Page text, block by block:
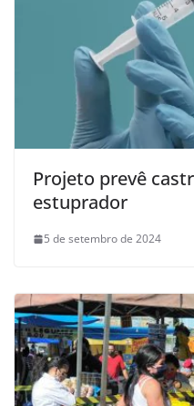
Projeto prevê
estuprador
5 de setembro de 2024